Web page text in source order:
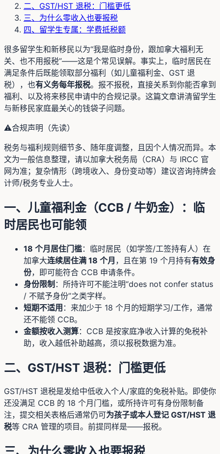
二、GST/HST 退税：门槛更低
三、为什么零收入也要报税
四、留学生专属：学费抵税额
很多留学生和新移民以为“我是临时身份，跟加拿大福利无
关、也不用报税”——这是个常见误解。事实上，临时居民在
满足条件后既能领取部分福利（如儿童福利金、GST 退
税），也有义务每年报税。报不报税，直接关系到你能否拿到
福利、以及将来移民申请中的合规记录。这篇文章讲清留学生
与新移民家庭最关心的钱袋子问题。
⚠️合规声明（先读）
税务与福利规则细节多、随年度调整，且因个人情况而异。本
文为一般信息整理，请以加拿大税务局（CRA）与 IRCC 官
网为准；复杂情形（跨境收入、身份变动等）建议咨询持牌会
计师/税务专业人士。
一、儿童福利金（CCB / 牛奶金）：临
时居民也可能领
18 个月居住门槛：临时居民（如学签/工签持有人）在
加拿大连续居住满 18 个月 ，且在第 19 个月持有有效身
份，即可能符合 CCB 申请条件。
身份限制 ：所持许可不能注明“does not confer status
/ 不赋予身份”之类字样。
短期不适用 ：来加少于 18 个月的短期学习/工作，通常
还不能领 CCB。
金额按收入测算：CCB 是按家庭净收入计算的免税补
助，收入越低补助越高，须以报税数据为准。
二、GST/HST 退税：门槛更低
GST/HST 退税是发给中低收入个人/家庭的免税补贴。即使你
还没满足 CCB 的 18 个月门槛，或所持许可有身份限制备
注，提交相关表格后通常仍可为孩子或本人登记 GST/HST 退
税等 CRA 管理的项目。前提同样是——报税。